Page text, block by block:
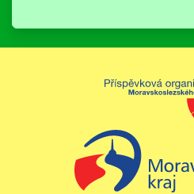
ZA VÁMI
DVEŘE,